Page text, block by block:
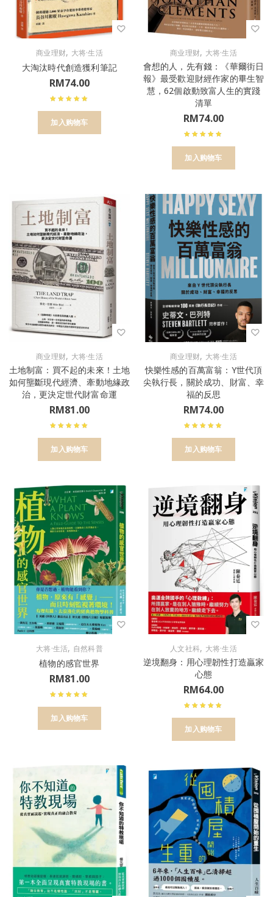
商业理财, 大将·生活
大淘汰時代創造獲利筆記
RM74.00
加入购物车
商业理财, 大将·生活
會想的人，先有錢：《華爾街日
報》最受歡迎財經作家的畢生智
慧，62個啟動致富人生的實踐
清單
RM74.00
加入购物车
商业理财, 大将·生活
土地制富：買不起的未來！土地
如何壟斷現代經濟、牽動地緣政
治，更決定世代財富命運
RM81.00
加入购物车
商业理财, 大将·生活
快樂性感的百萬富翁：Y世代頂
尖執行長，關於成功、財富、幸
福的反思
RM74.00
加入购物车
大将·生活, 自然科普
植物的感官世界
RM81.00
加入购物车
人文社科, 大将·生活
逆境翻身：用心理韌性打造贏家
心態
RM64.00
加入购物车